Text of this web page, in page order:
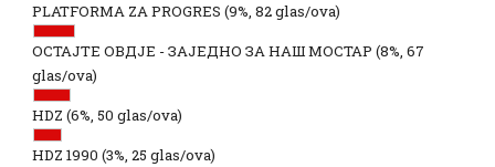
PLATFORMA ZA PROGRES (9%, 82 glas/ova)
ОСТАЈТЕ ОВДЈЕ - ЗАЈЕДНО ЗА НАШ МОСТАР (8%, 67
glas/ova)
HDZ (6%, 50 glas/ova)
HDZ 1990 (3%, 25 glas/ova)